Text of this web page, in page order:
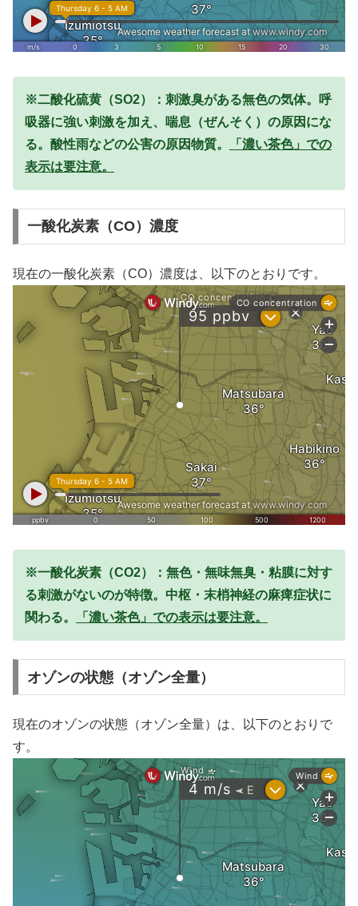
※二酸化硫黄（SO2）：刺激臭がある無色の気体。呼
吸器に強い刺激を加え、喘息（ぜんそく）の原因にな
る。酸性雨などの公害の原因物質。
「濃い茶色」での
表示は要注意。
一酸化炭素（CO）濃度
現在の一酸化炭素（CO）濃度は、以下のとおりです。
※一酸化炭素（CO2）：無色・無味無臭・粘膜に対す
る刺激がないのが特徴。中枢・末梢神経の麻痺症状に
関わる。
「濃い茶色」での表示は要注意。
オゾンの状態（オゾン全量）
現在のオゾンの状態（オゾン全量）は、以下のとおりで
す。